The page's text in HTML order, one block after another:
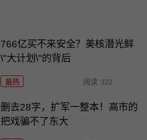
766亿买不来安全？美核潜光鲜
\"大计划\"的背后
最热 阅读 322
删去28字，扩军一整本！高市的
把戏骗不了东大